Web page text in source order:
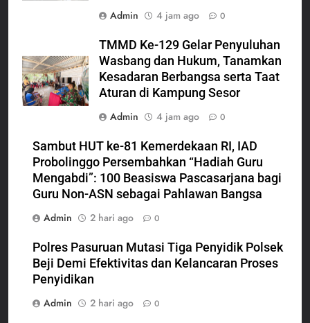
Admin
4 jam ago 0
TMMD Ke-129 Gelar Penyuluhan
Wasbang dan Hukum, Tanamkan
Kesadaran Berbangsa serta Taat
Aturan di Kampung Sesor
Admin
4 jam ago 0
Sambut HUT ke-81 Kemerdekaan RI, IAD
Probolinggo Persembahkan “Hadiah Guru
Mengabdi”: 100 Beasiswa Pascasarjana bagi
Guru Non-ASN sebagai Pahlawan Bangsa
Admin
2 hari ago 0
Polres Pasuruan Mutasi Tiga Penyidik Polsek
Beji Demi Efektivitas dan Kelancaran Proses
Penyidikan
Admin
2 hari ago 0